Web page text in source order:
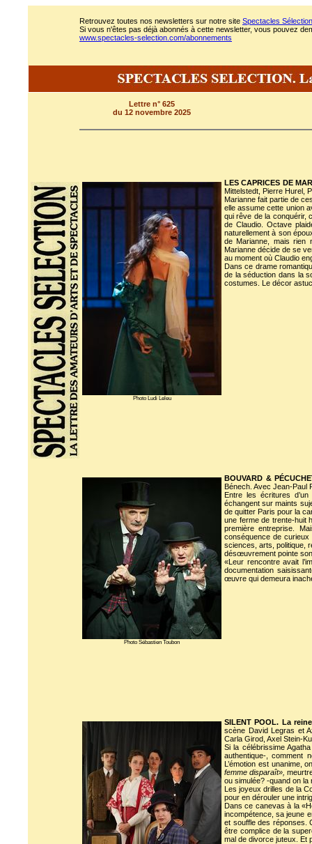
Retrouvez toutes nos newsletters sur notre site Spectacles Sélection
Si vous n'êtes pas déjà abonnés à cette newsletter, vous pouvez
www.spectacles-selection.com/abonnements
Lettre n° 625
du 12 novembre 2025
Photo Ludi Leleu
LES CAPRICES DE
Mittelstedt, Pierre Hurel,
Marianne fait partie de
elle assume cette union
qui rêve de la conquérir,
de Claudio. Octave
naturellement à son
de Marianne, mais rien
Marianne décide de se
au moment où Claudio
Dans ce drame
de la séduction dans la
costumes. Le décor
Photo Sébastien Toubon
BOUVARD &
Bénech. Avec Jean-Paul
Entre les écritures
échangent sur maints
de quitter Paris pour la
une ferme de trente-huit
première entreprise.
conséquence de
sciences, arts, politique,
désœuvrement pointe
«Leur rencontre avait
documentation
œuvre qui demeura
SILENT POOL. La
scène David Legras et
Carla Girod, Axel Stein-
Si la célébrissime
authentique-, comment
L’émotion est unanime,
femme disparaît»,
ou simulée? -quand on la
Les joyeux drilles de la
pour en dérouler une
Dans ce canevas à la
incompétence, sa jeune
et souffle des réponses.
être complice de la
mal de divorce juteux. Et